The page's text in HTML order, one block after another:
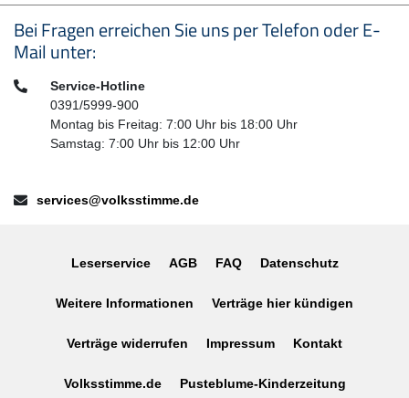
Seitenfußbereich
Bei Fragen erreichen Sie uns per Telefon oder E-
Mail unter:
Telefon:Service-Hotline
0391/5999-900
Montag bis Freitag: 7:00 Uhr bis 18:00 Uhr
Samstag: 7:00 Uhr bis 12:00 Uhr
E-Mail:services@volksstimme.de
Leserservice AGB FAQ Datenschutz
Weitere Informationen Verträge hier kündigen
Verträge widerrufen Impressum Kontakt
Volksstimme.de Pusteblume-Kinderzeitung